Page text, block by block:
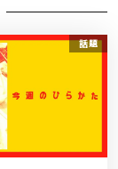
話題